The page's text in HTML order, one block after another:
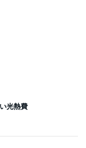
光熱費